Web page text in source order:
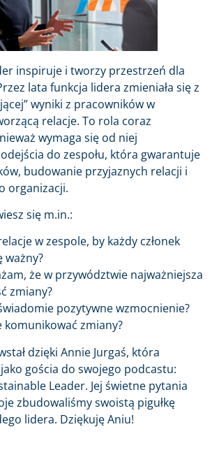
inspiruje i tworzy przestrzeń dla
lata funkcja lidera zmieniała się z
wyniki z pracowników w
relacje. To rola coraz
wymaga się od niej
do zespołu, która gwarantuje
budowanie przyjaznych relacji i
organizacji.
się m.in.:
w zespole, by każdy członek
ważny?
że w przywództwie najważniejsza
zmiany?
pozytywne wzmocnienie?
komunikować zmiany?
dzięki Annie Jurgaś, która
gościa do swojego podcastu:
Leader. Jej świetne pytania
zbudowaliśmy swoistą pigułkę
lidera. Dziękuję Aniu!